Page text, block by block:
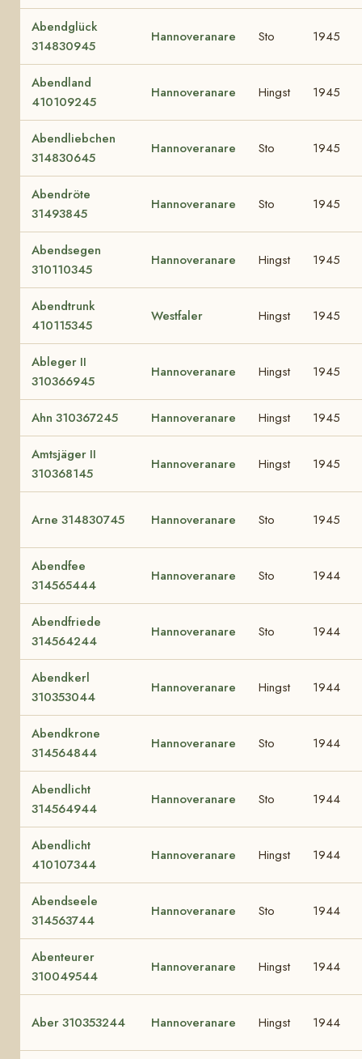
Abendglück
314830945
Hannoveranare Sto 1945
Abendland
410109245
Hannoveranare Hingst 1945
Abendliebchen
314830645
Hannoveranare Sto 1945
Abendröte
31493845
Hannoveranare Sto 1945
Abendsegen
310110345
Hannoveranare Hingst 1945
Abendtrunk
410115345
Westfaler Hingst 1945
Ableger II
310366945
Hannoveranare Hingst 1945
Ahn 310367245 Hannoveranare Hingst 1945
Amtsjäger II
310368145
Hannoveranare Hingst 1945
Arne 314830745 Hannoveranare Sto 1945
Abendfee
314565444
Hannoveranare Sto 1944
Abendfriede
314564244
Hannoveranare Sto 1944
Abendkerl
310353044
Hannoveranare Hingst 1944
Abendkrone
314564844
Hannoveranare Sto 1944
Abendlicht
314564944
Hannoveranare Sto 1944
Abendlicht
410107344
Hannoveranare Hingst 1944
Abendseele
314563744
Hannoveranare Sto 1944
Abenteurer
310049544
Hannoveranare Hingst 1944
Aber 310353244 Hannoveranare Hingst 1944